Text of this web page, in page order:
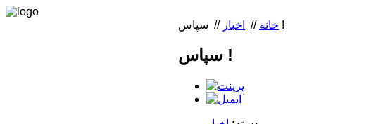
خانه // اخبار // سپاس !
سپاس !